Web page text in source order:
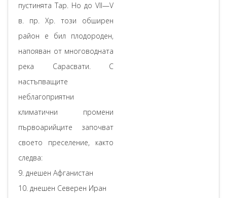
пустинята Тар. Но до VII—V
в. пр. Хр. този обширен
район е бил плодороден,
напояван от многоводната
река Сарасвати. С
настъпващите
неблагоприятни
климатични промени
първоарийците започват
своето преселение, както
следва:
9. днешен Афганистан
10. днешен Северен Иран